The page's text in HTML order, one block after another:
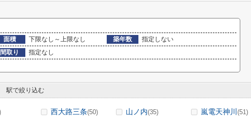
面積 下限なし～上限なし 築年数
指定しない
間取り
指定なし
駅で絞り込む
西大路三条(50) 山ノ内(35) 嵐電天神川 (51)